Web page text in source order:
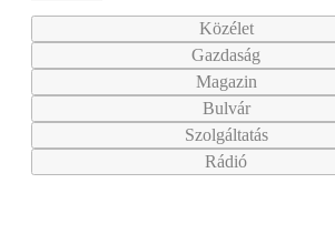
Közélet
Gazdaság
Magazin
Bulvár
Szolgáltatás
Rádió